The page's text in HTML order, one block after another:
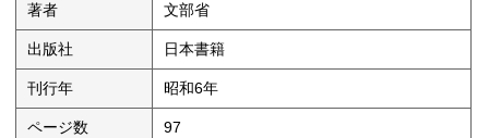
著者 文部省
出版社 日本書籍
刊行年 昭和6年
ページ数 97